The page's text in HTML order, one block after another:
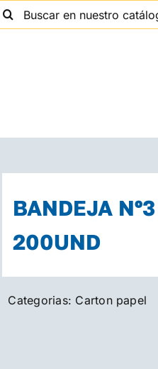
Saltar
al
BANDEJA
200UND
Categorias: Carton papel